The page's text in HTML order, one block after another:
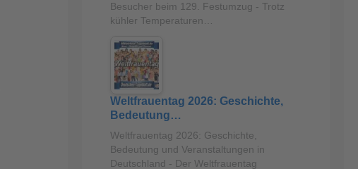
Besucher beim 129. Festumzug - Trotz
kühler Temperaturen…
Weltfrauentag 2026: Geschichte,
Bedeutung…
Weltfrauentag 2026: Geschichte,
Bedeutung und Veranstaltungen in
Deutschland - Der Weltfrauentag